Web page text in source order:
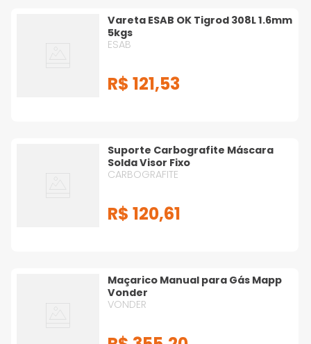
Vareta ESAB OK Tigrod 308L 1.6mm
5kgs
ESAB
R$ 121,53
Suporte Carbografite Máscara
Solda Visor Fixo
CARBOGRAFITE
R$ 120,61
Maçarico Manual para Gás Mapp
Vonder
VONDER